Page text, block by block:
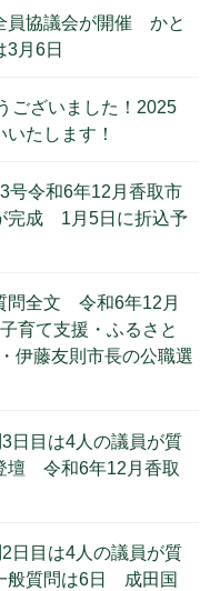
員協議会が開催 かと
3月6日
ございました！2025
たします！
号令和6年12月香取市
完成 1月5日に折込予
問全文 令和6年12月
育て支援・ふるさと
伊藤友則市長の公職選
日目は4人の議員が質
壇 令和6年12月香取
日目は4人の議員が質
般質問は6日 成田国